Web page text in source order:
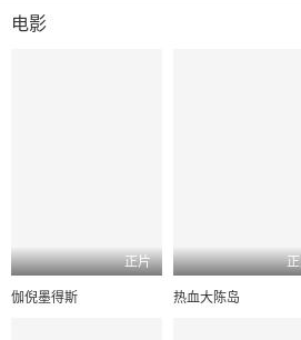
电影
正片
伽倪墨得斯
热血大陈岛